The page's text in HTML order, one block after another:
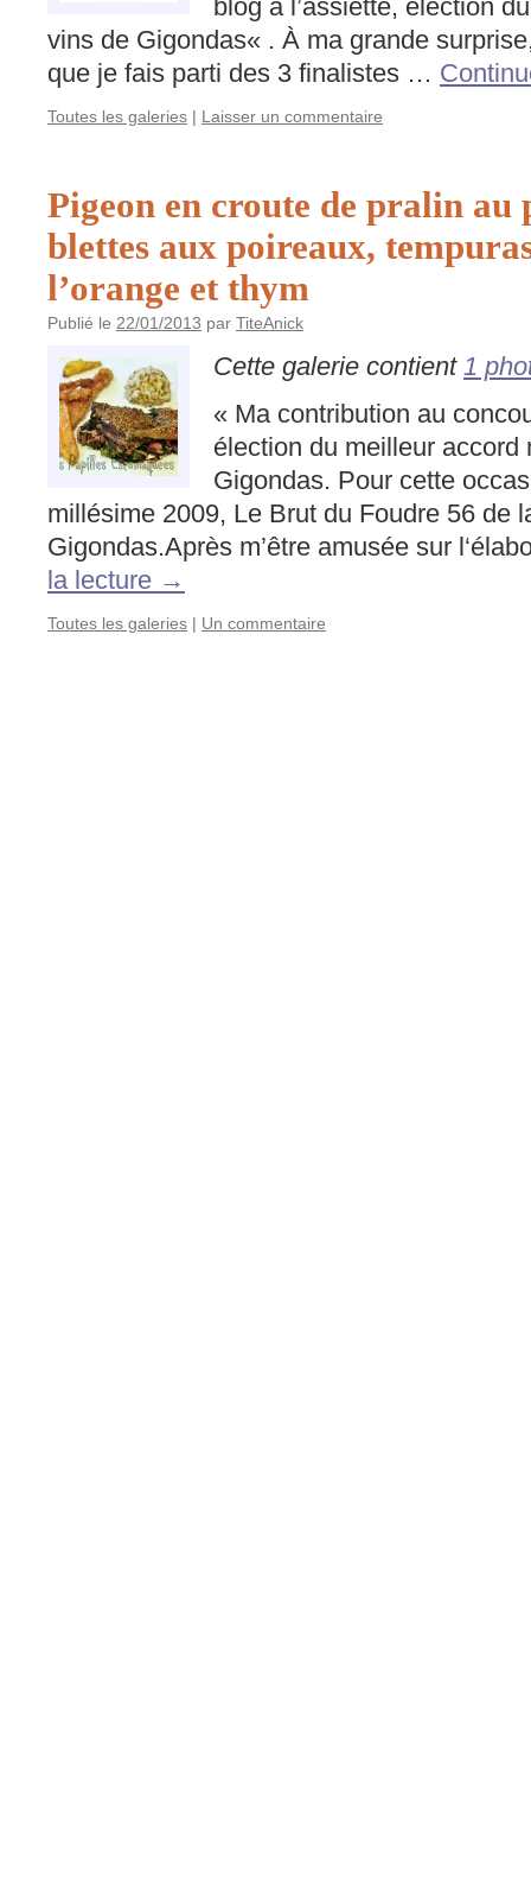
blog à l’assiette, élection
vins de Gigondas« . À ma grande
que je fais parti des 3 finalistes …
Toutes les galeries | Laisser un commentaire
Pigeon en croute de pralin au
blettes aux poireaux,
l’orange et thym
Publié le 22/01/2013 par TiteAnick
Cette galerie contient 1
« Ma contribution au
élection du meilleur accord
Gigondas. Pour cette
millésime 2009, Le Brut du Foudre 56 de
Gigondas.Après m’être amusée sur
la lecture →
Toutes les galeries | Un commentaire